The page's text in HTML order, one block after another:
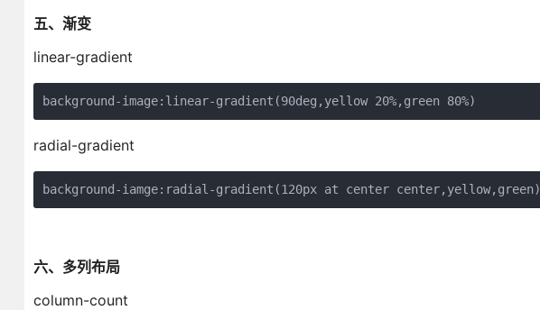
五、渐变
linear-gradient
background-image:linear-gradient(90deg,yellow 20%,green 80%)
radial-gradient
background-iamge:radial-gradient(120px at center center,yellow,green)
六、多列布局
column-count